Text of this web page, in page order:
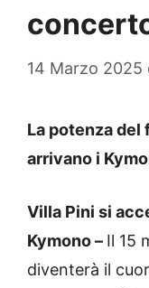
14 Marzo 2025
La potenza del
arrivano i
Villa Pini si
Kymono – Il 15
diventerà il